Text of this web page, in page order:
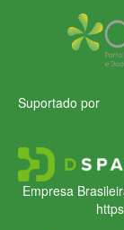
Suportado por
Empresa